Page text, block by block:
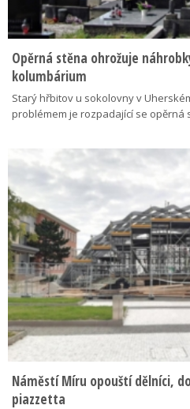
Opěrná stěna ohrožuje
kolumbárium
Starý hřbitov u sokolovny v
problémem je rozpadající se opěrná
Náměstí Míru opouští dělníci,
piazzetta